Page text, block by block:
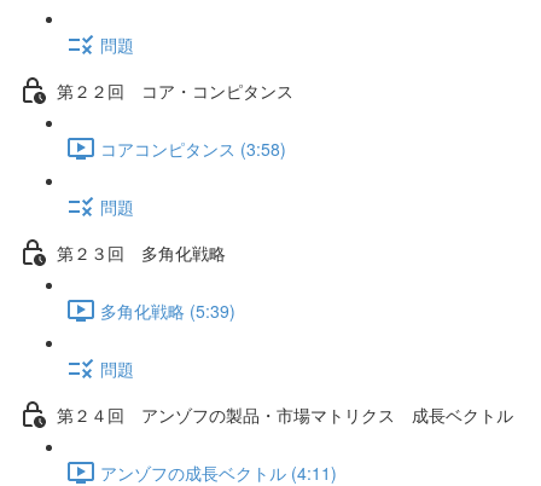
問題
第２２回 コア・コンピタンス
コアコンピタンス (3:58)
問題
第２３回 多角化戦略
多角化戦略 (5:39)
問題
第２４回 アンゾフの製品・市場マトリクス 成長ベクトル
アンゾフの成長ベクトル (4:11)